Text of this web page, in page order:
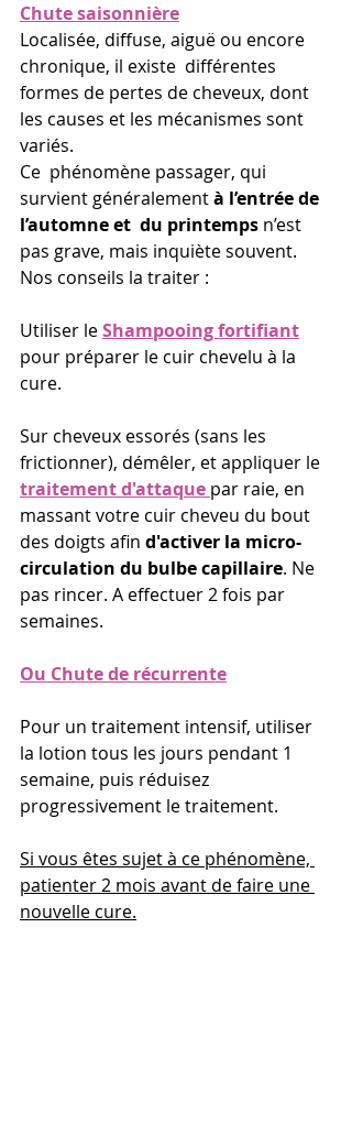
Chute saisonnière
Localisée, diffuse, aiguë ou encore
chronique, il existe  différentes
formes de pertes de cheveux, dont
les causes et les mécanismes sont
variés.
Ce  phénomène passager, qui
survient généralement à l’entrée de
l’automne et  du printemps n’est
pas grave, mais inquiète souvent.
Nos conseils la traiter :
Utiliser leShampooing fortifiant
pour préparer le cuir chevelu à la
cure.
Sur cheveux essorés (sans les
frictionner), démêler, et appliquer le
traitement d'attaque par raie, en
massant votre cuir cheveu du bout
des doigts afin d'activer la micro-
circulation du bulbe capillaire. Ne
pas rincer. A effectuer 2 fois par
semaines.
Ou Chute de récurrente
Pour un traitement intensif, utiliser
la lotion tous les jours pendant 1
semaine, puis réduisez
progressivement le traitement.
Si vous êtes sujet à ce phénomène,
patienter 2 mois avant de faire une
nouvelle cure.